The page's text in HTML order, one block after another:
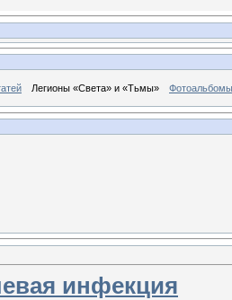
Легионы «Света» и «Тьмы» Фотоальбомы
инфекция